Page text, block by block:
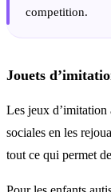
competition.
Jouets
Les jeux d’imitation
sociales en les
tout ce qui permet